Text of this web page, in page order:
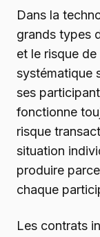
Dans la
grands types
et le risque
systématique
ses
fonctionne
risque
situation
produire
chaque
Les contrats